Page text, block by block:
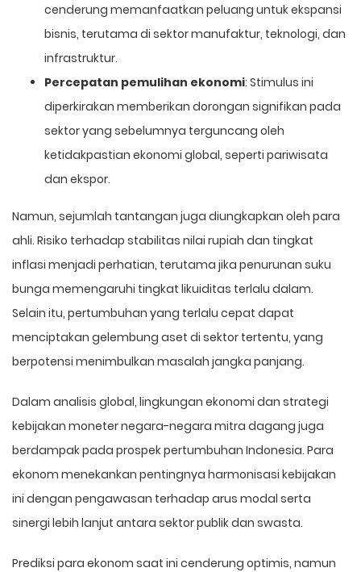
cenderung memanfaatkan peluang untuk ekspansi
bisnis, terutama di sektor manufaktur, teknologi, dan
infrastruktur.
Percepatan pemulihan ekonomi: Stimulus ini
diperkirakan memberikan dorongan signifikan pada
sektor yang sebelumnya terguncang oleh
ketidakpastian ekonomi global, seperti pariwisata
dan ekspor.
Namun, sejumlah tantangan juga diungkapkan oleh para
ahli. Risiko terhadap stabilitas nilai rupiah dan tingkat
inflasi menjadi perhatian, terutama jika penurunan suku
bunga memengaruhi tingkat likuiditas terlalu dalam.
Selain itu, pertumbuhan yang terlalu cepat dapat
menciptakan gelembung aset di sektor tertentu, yang
berpotensi menimbulkan masalah jangka panjang.
Dalam analisis global, lingkungan ekonomi dan strategi
kebijakan moneter negara-negara mitra dagang juga
berdampak pada prospek pertumbuhan Indonesia. Para
ekonom menekankan pentingnya harmonisasi kebijakan
ini dengan pengawasan terhadap arus modal serta
sinergi lebih lanjut antara sektor publik dan swasta.
Prediksi para ekonom saat ini cenderung optimis, namun